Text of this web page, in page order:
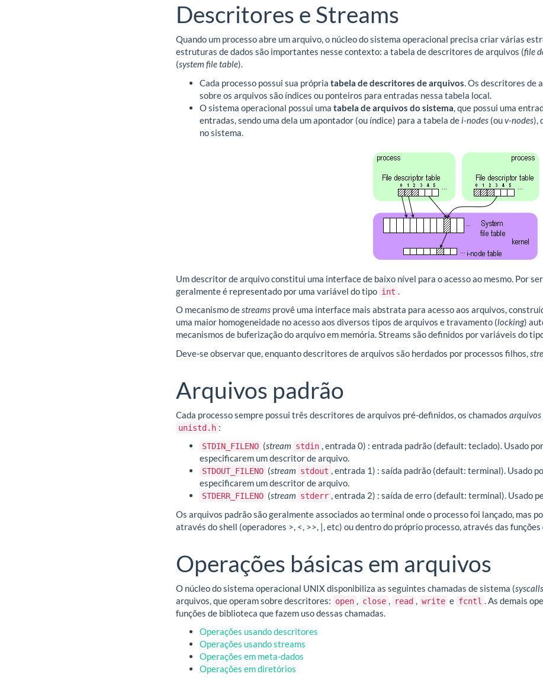
Descritores e Streams
Quando um processo abre um arquivo, o núcleo do sistema operacional precisa criar várias
estruturas de dados são importantes nesse contexto: a tabela de descritores de arquivos (file
(system file table).
Cada processo possui sua própria tabela de descritores de arquivos . Os descritores de
sobre os arquivos são índices ou ponteiros para entradas nessa tabela local.
O sistema operacional possui uma tabela de arquivos do sistema , que possui uma
entradas, sendo uma dela um apontador (ou índice) para a tabela de i-nodes (ouv-nodes),
no sistema.
Um descritor de arquivo constitui uma interface de baixo nível para o acesso ao mesmo. Por
geralmente é representado por uma variável do tipo int
O mecanismo destreams provê uma interface mais abstrata para acesso aos arquivos,
uma maior homogeneidade no acesso aos diversos tipos de arquivos e travamento (locking)
mecanismos de buferização do arquivo em memória. Streams são definidos por variáveis do
Deve-se observar que, enquanto descritores de arquivos são herdados por processos filhos,
Arquivos padrão
Cada processo sempre possui três descritores de arquivos pré-definidos, os chamados
unistd.h :
STDIN_FILENO (stream stdin , entrada 0) : entrada padrão (default: teclado). Usado
especificarem um descritor de arquivo.
STDOUT_FILENO (stream stdout , entrada 1) : saída padrão (default: terminal). Usado
especificarem um descritor de arquivo.
STDERR_FILENO (stream stderr , entrada 2) : saída de erro (default: terminal). Usado
Os arquivos padrão são geralmente associados ao terminal onde o processo foi lançado, mas
através do shell (operadores >, <, >>, |, etc) ou dentro do próprio processo, através das
Operações básicas em arquivos
O núcleo do sistema operacional UNIX disponibiliza as seguintes chamadas de sistema (syscalls
arquivos, que operam sobre descritores: open close read write e fcntl
. As demais
funções de biblioteca que fazem uso dessas chamadas.
Operações usando descritores
Operações usando streams
Operações em meta-dados
Operações em diretórios